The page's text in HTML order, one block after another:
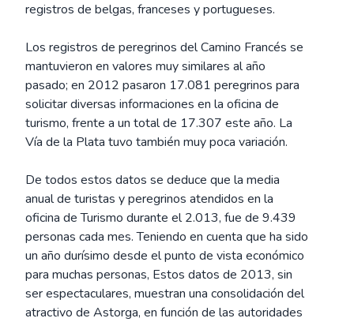
registros de belgas, franceses y portugueses.
Los registros de peregrinos del Camino Francés se
mantuvieron en valores muy similares al año
pasado; en 2012 pasaron 17.081 peregrinos para
solicitar diversas informaciones en la oficina de
turismo, frente a un total de 17.307 este año. La
Vía de la Plata tuvo también muy poca variación.
De todos estos datos se deduce que la media
anual de turistas y peregrinos atendidos en la
oficina de Turismo durante el 2.013, fue de 9.439
personas cada mes. Teniendo en cuenta que ha sido
un año durísimo desde el punto de vista económico
para muchas personas, Estos datos de 2013, sin
ser espectaculares, muestran una consolidación del
atractivo de Astorga, en función de las autoridades